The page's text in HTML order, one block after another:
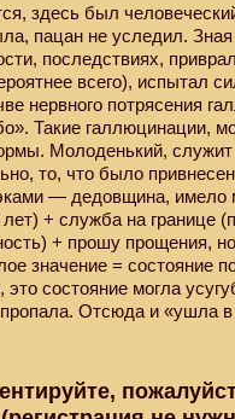
здесь был
пацан не уследил. Зная
последствиях,
всего), испытал
нервного потрясения
Такие галлюцинации,
Молоденький, служит
то, что было
— дедовщина, имело
лет) + служба на границе
+ прошу прощения,
значение = состояние
это состояние могла
пропала. Отсюда и «ушла